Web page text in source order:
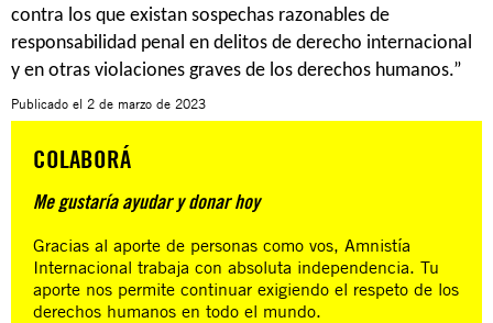
contra los que existan sospechas razonables de
responsabilidad penal en delitos de derecho internacional
y en otras violaciones graves de los derechos humanos.”
Publicado el 2 de marzo de 2023
COLABORÁ
Me gustaría ayudar y donar hoy
Gracias al aporte de personas como vos, Amnistía
Internacional trabaja con absoluta independencia. Tu
aporte nos permite continuar exigiendo el respeto de los
derechos humanos en todo el mundo.